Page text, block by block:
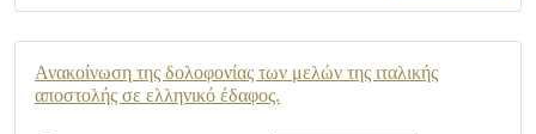
Ανακοίνωση της δολοφονίας των μελών της ιταλικής
αποστολής σε ελληνικό έδαφος.